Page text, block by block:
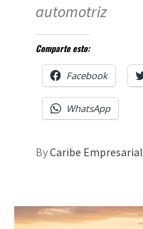
automotriz
Comparte esto:
Facebook
WhatsApp
ByCaribe Empresarial